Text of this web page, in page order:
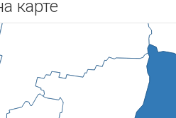
карте